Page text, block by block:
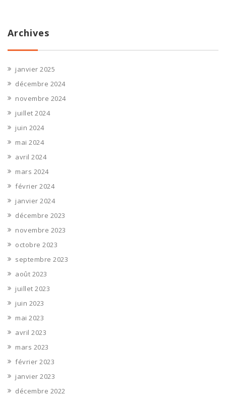
Archives
janvier 2025
décembre 2024
novembre 2024
juillet 2024
juin 2024
mai 2024
avril 2024
mars 2024
février 2024
janvier 2024
décembre 2023
novembre 2023
octobre 2023
septembre 2023
août 2023
juillet 2023
juin 2023
mai 2023
avril 2023
mars 2023
février 2023
janvier 2023
décembre 2022